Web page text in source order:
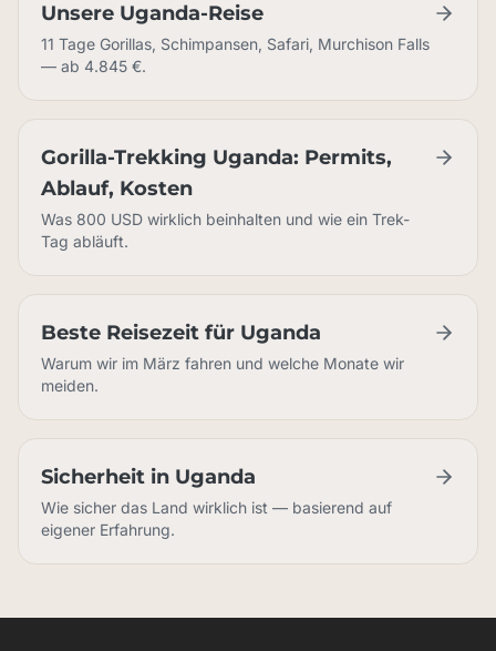
Unsere Uganda-Reise
11 Tage Gorillas, Schimpansen, Safari, Murchison Falls
— ab 4.845 €.
Gorilla-Trekking Uganda: Permits,
Ablauf, Kosten
Was 800 USD wirklich beinhalten und wie ein Trek-
Tag abläuft.
Beste Reisezeit für Uganda
Warum wir im März fahren und welche Monate wir
meiden.
Sicherheit in Uganda
Wie sicher das Land wirklich ist — basierend auf
eigener Erfahrung.